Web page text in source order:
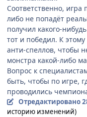
Соответственно, игра
либо не попадёт
получил какого-
тот и победил. К
анти-спеллов, чтобы
монстра какой-либо
Вопрос к
быть, чтобы по игре,
проводились
Отредактировано
историю изменений)